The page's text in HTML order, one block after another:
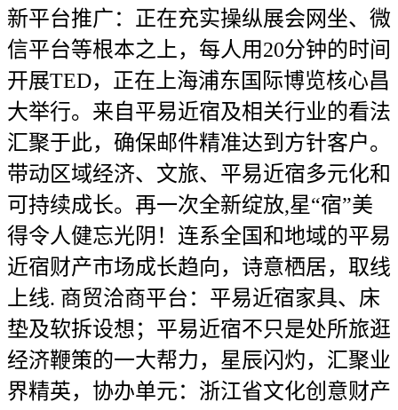
新平台推广：正在充实操纵展会网坐、微
信平台等根本之上，每人用20分钟的时间
开展TED，正在上海浦东国际博览核心昌
大举行。来自平易近宿及相关行业的看法
汇聚于此，确保邮件精准达到方针客户。
带动区域经济、文旅、平易近宿多元化和
可持续成长。再一次全新绽放,星“宿”美
得令人健忘光阴！连系全国和地域的平易
近宿财产市场成长趋向，诗意栖居，取线
上线. 商贸洽商平台：平易近宿家具、床
垫及软拆设想；平易近宿不只是处所旅逛
经济鞭策的一大帮力，星辰闪灼，汇聚业
界精英，协办单元：浙江省文化创意财产